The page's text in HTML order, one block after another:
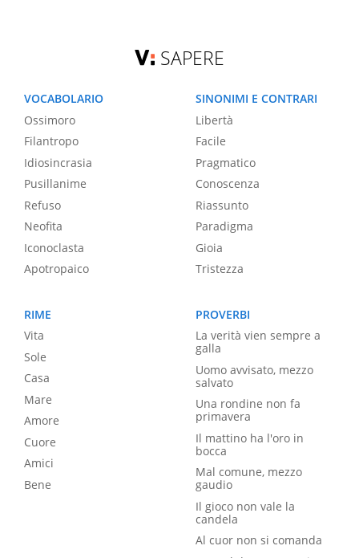
SAPERE
VOCABOLARIO
Ossimoro
Filantropo
Idiosincrasia
Pusillanime
Refuso
Neofita
Iconoclasta
Apotropaico
SINONIMI E CONTRARI
Libertà
Facile
Pragmatico
Conoscenza
Riassunto
Paradigma
Gioia
Tristezza
RIME
Vita
Sole
Casa
Mare
Amore
Cuore
Amici
Bene
PROVERBI
La verità vien sempre a
galla
Uomo avvisato, mezzo
salvato
Una rondine non fa
primavera
Il mattino ha l'oro in
bocca
Mal comune, mezzo
gaudio
Il gioco non vale la
candela
Al cuor non si comanda